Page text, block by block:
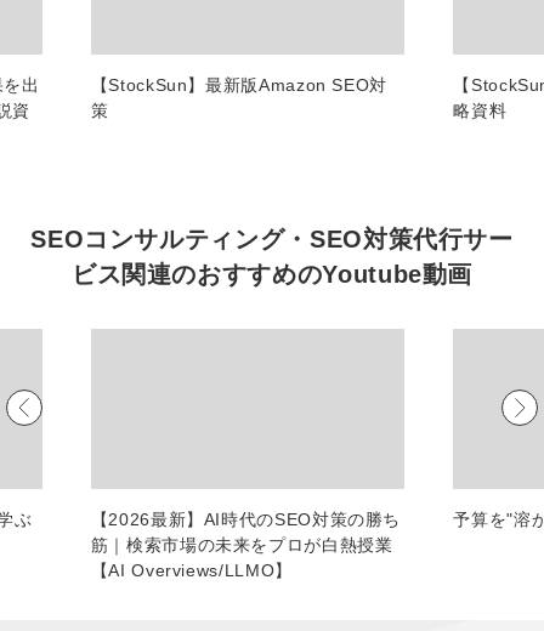
内部監査室長
募集要項一覧
出
資
【StockSun】最新版Amazon SEO対
策
【
略資料
SEOコンサルティング・SEO対策代行サー
ビス関連のおすすめのYoutube動画
ぶ
【2026最新】AI時代のSEO対策の勝ち
筋｜検索市場の未来をプロが白熱授業
【AI Overviews/LLMO】
予算を"溶